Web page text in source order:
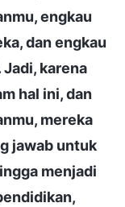
engkau
dan engkau
karena
hal ini, dan
mereka
jawab untuk
menjadi